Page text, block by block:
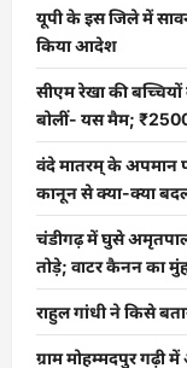
यूपी के इस जिले में
किया आदेश
सीएम रेखा की
बोलीं- यस मैम;
वंदे मातरम् के अपमान
कानून से क्या-क्या
चंडीगढ़ में घुसे अमृतपाल
तोड़े; वाटर कैनन का
राहुल गांधी ने किसे
ग्राम मोहम्मदपुर गढ़ी